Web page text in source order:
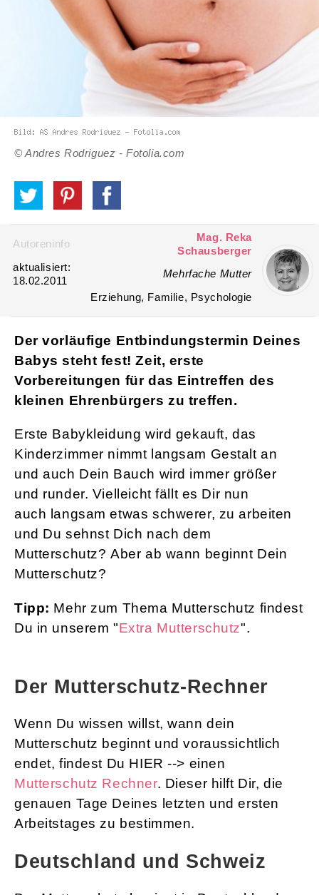
© Andres Rodriguez - Fotolia.com
Autoreninfo
Mag. Reka
Schausberger
aktualisiert:
18.02.2011
Mehrfache Mutter
Erziehung, Familie, Psychologie
Der vorläufige Entbindungstermin Deines
Babys steht fest! Zeit, erste
Vorbereitungen für das Eintreffen des
kleinen Ehrenbürgers zu treffen.
Erste Babykleidung wird gekauft, das
Kinderzimmer nimmt langsam Gestalt an
und auch Dein Bauch wird immer größer
und runder. Vielleicht fällt es Dir nun
auch langsam etwas schwerer, zu arbeiten
und Du sehnst Dich nach dem
Mutterschutz? Aber ab wann beginnt Dein
Mutterschutz?
Tipp: Mehr zum Thema Mutterschutz findest
Du in unserem "Extra Mutterschutz".
Der Mutterschutz-Rechner
Wenn Du wissen willst, wann dein
Mutterschutz beginnt und voraussichtlich
endet, findest Du HIER --> einen
Mutterschutz Rechner. Dieser hilft Dir, die
genauen Tage Deines letzten und ersten
Arbeitstages zu bestimmen.
Deutschland und Schweiz